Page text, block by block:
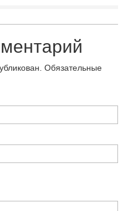
Обязательные